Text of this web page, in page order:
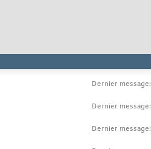
Dernier message:
Dernier message:
Dernier message: